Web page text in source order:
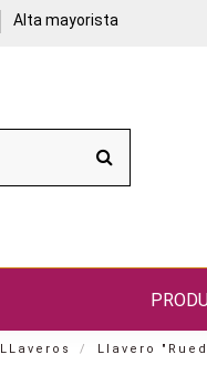
Alta mayorista
LLaveros Llavero